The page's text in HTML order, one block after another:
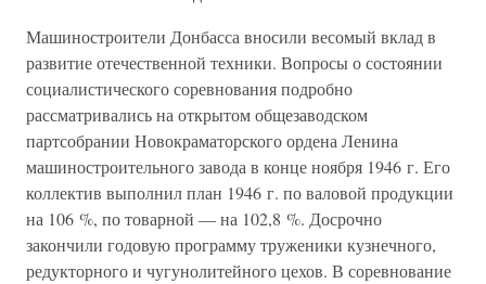
Машиностроители Донбасса вносили весомый вклад в
развитие отечественной техники. Вопросы о состоянии
социалистического соревнования подробно
рассматривались на открытом общезаводском
партсобрании Новокраматорского ордена Ленина
машиностроительного завода в конце ноября 1946 г. Его
коллектив выполнил план 1946 г. по валовой продукции
на 106 %, по товарной — на 102,8 %. Досрочно
закончили годовую программу труженики кузнечного,
редукторного и чугунолитейного цехов. В соревнование